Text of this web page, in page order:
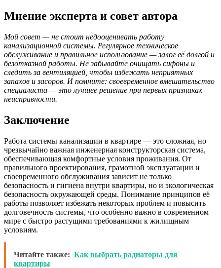
Мнение эксперта и совет автора
Мой совет — не стоит недооценивать работу
канализационной системы. Регулярное техническое
обслуживание и правильное использование — залог её долгой и
безотказной работы. Не забывайте очищать сифоны и
следить за вентиляцией, чтобы избежать неприятных
запахов и засоров. И помните: своевременное вмешательство
специалиста — это лучшее решение при первых признаках
неисправности.
Заключение
Работа системы канализации в квартире — это сложная, но
чрезвычайно важная инженерная конструкторская система,
обеспечивающая комфортные условия проживания. От
правильного проектирования, грамотной эксплуатации и
своевременного обслуживания зависит не только
безопасность и гигиена внутри квартиры, но и экологическая
безопасность окружающей среды. Понимание принципов её
работы позволяет избежать некоторых проблем и повысить
долговечность системы, что особенно важно в современном
мире с быстро растущими требованиями к жилищным
условиям.
Читайте также: Как выбрать радиаторы для
квартиры